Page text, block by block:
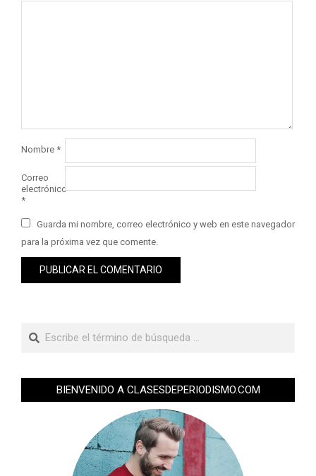
Nombre *
Correo
electrónico
*
Guarda mi nombre, correo electrónico y web en este navegador
para la próxima vez que comente.
BIENVENIDO A CLASESDEPERIODISMO.COM